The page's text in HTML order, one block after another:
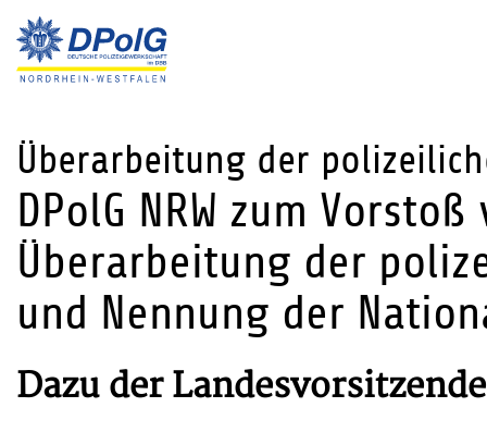
Überarbeitung der
DPolG NRW zum
Überarbeitung der
und Nennung der
Dazu der